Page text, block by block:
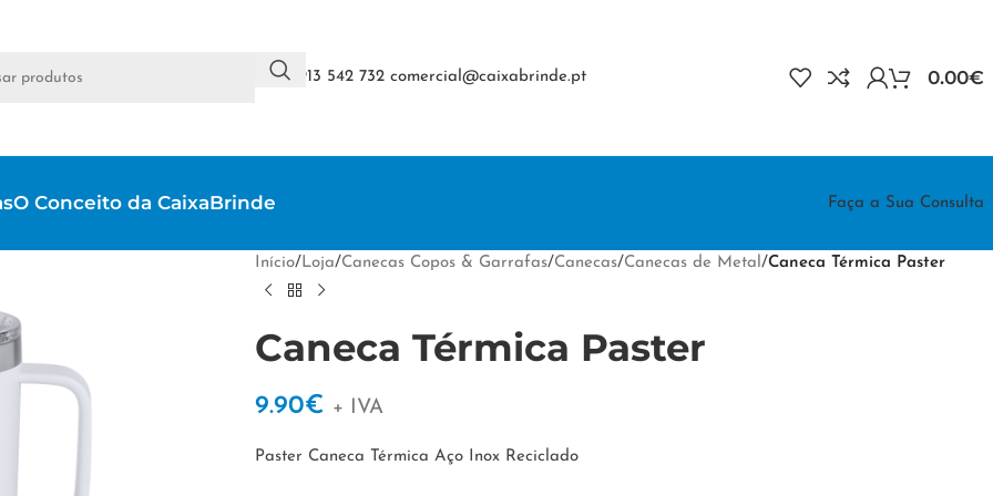
+351 913 542 732 comercial@caixabrinde.pt 0.00€
O Conceito da CaixaBrinde Faça a Sua Consulta
Início/Loja/Canecas Copos & Garrafas/Canecas/Canecas de Metal/Caneca Térmica Paster
Caneca Térmica Paster
9.90€ + IVA
Paster Caneca Térmica Aço Inox Reciclado